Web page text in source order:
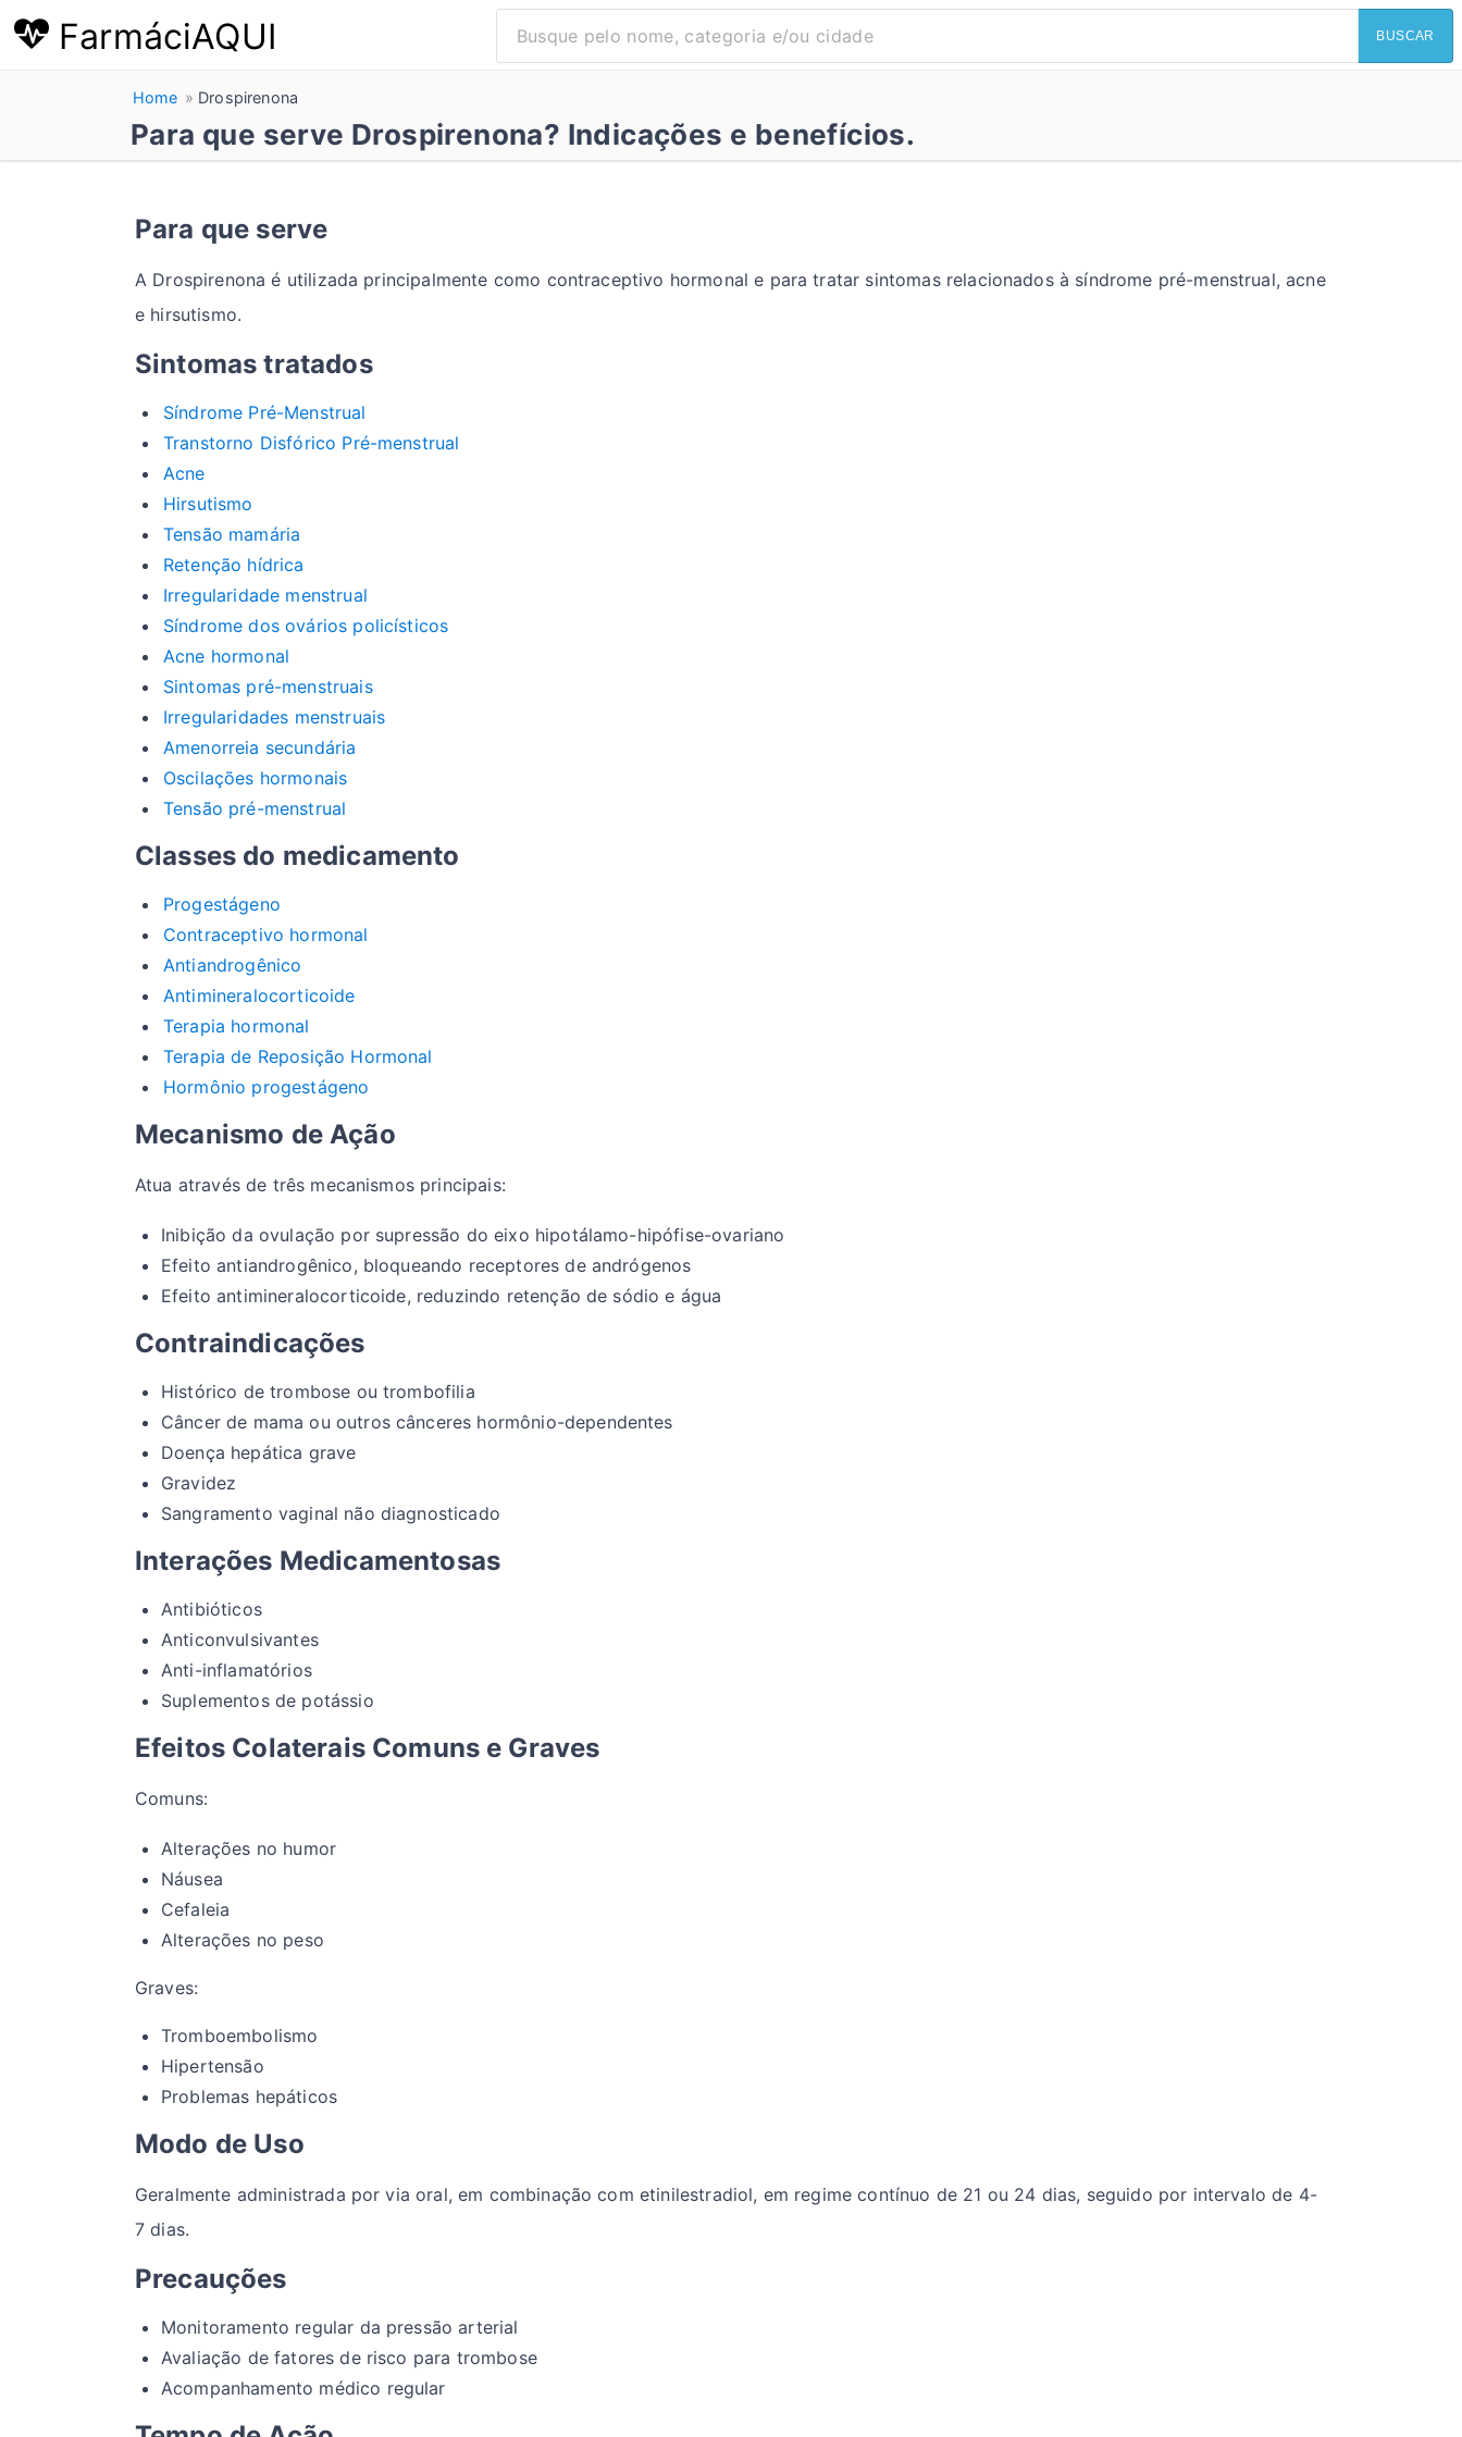
FarmáciAQUI BUSCAR
Home Drospirenona
Para que serve Drospirenona? Indicações e benefícios.
Para que serve
A Drospirenona é utilizada principalmente como contraceptivo hormonal e para tratar sintomas relacionados à síndrome pré-menstrual, acne
e hirsutismo.
Sintomas tratados
Síndrome Pré-Menstrual
Transtorno Disfórico Pré-menstrual
Acne
Hirsutismo
Tensão mamária
Retenção hídrica
Irregularidade menstrual
Síndrome dos ovários policísticos
Acne hormonal
Sintomas pré-menstruais
Irregularidades menstruais
Amenorreia secundária
Oscilações hormonais
Tensão pré-menstrual
Classes do medicamento
Progestágeno
Contraceptivo hormonal
Antiandrogênico
Antimineralocorticoide
Terapia hormonal
Terapia de Reposição Hormonal
Hormônio progestágeno
Mecanismo de Ação
Atua através de três mecanismos principais:
Inibição da ovulação por supressão do eixo hipotálamo-hipófise-ovariano
Efeito antiandrogênico, bloqueando receptores de andrógenos
Efeito antimineralocorticoide, reduzindo retenção de sódio e água
Contraindicações
Histórico de trombose ou trombofilia
Câncer de mama ou outros cânceres hormônio-dependentes
Doença hepática grave
Gravidez
Sangramento vaginal não diagnosticado
Interações Medicamentosas
Antibióticos
Anticonvulsivantes
Anti-inflamatórios
Suplementos de potássio
Efeitos Colaterais Comuns e Graves
Comuns:
Alterações no humor
Náusea
Cefaleia
Alterações no peso
Graves:
Tromboembolismo
Hipertensão
Problemas hepáticos
Modo de Uso
Geralmente administrada por via oral, em combinação com etinilestradiol, em regime contínuo de 21 ou 24 dias, seguido por intervalo de 4-
7 dias.
Precauções
Monitoramento regular da pressão arterial
Avaliação de fatores de risco para trombose
Acompanhamento médico regular